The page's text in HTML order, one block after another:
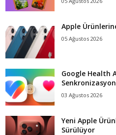
Apple
05 Ağustos 2026
Google Health
03 Ağustos 2026
Yeni Apple
Sürülüyor